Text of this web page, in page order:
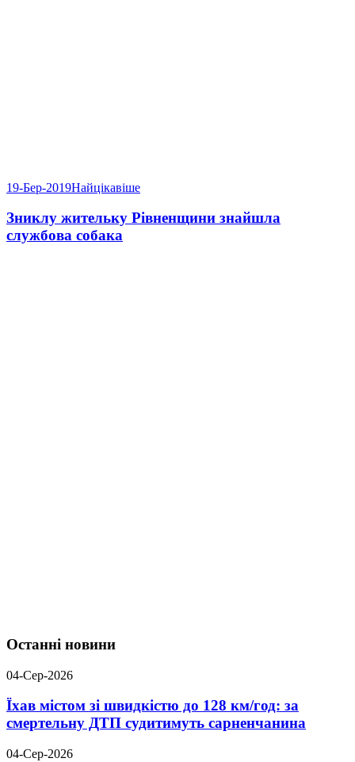
19-Бер-2019Найцікавіше
Зниклу жительку Рівненщини знайшла
службова собака
Останні новини
04-Сер-2026
Їхав містом зі швидкістю до 128 км/год: за
смертельну ДТП судитимуть сарненчанина
04-Сер-2026